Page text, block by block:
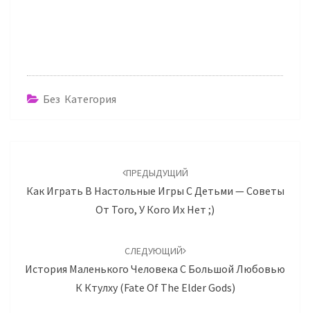
Без Категория
записям
ПРЕДЫДУЩИЙ
Как Играть В Настольные Игры С Детьми — Советы
От Того, У Кого Их Нет ;)
СЛЕДУЮЩИЙ
История Маленького Человека С Большой Любовью
К Ктулху (Fate Of The Elder Gods)